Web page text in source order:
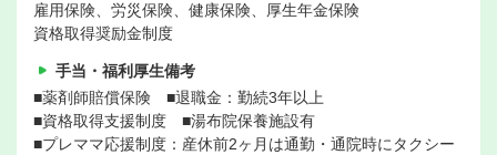
雇用保険、労災保険、健康保険、厚生年金保険
資格取得奨励金制度
手当・福利厚生備考
■薬剤師賠償保険 ■退職金：勤続3年以上
■資格取得支援制度 ■湯布院保養施設有
■プレママ応援制度：産休前2ヶ月は通勤・通院時にタクシー